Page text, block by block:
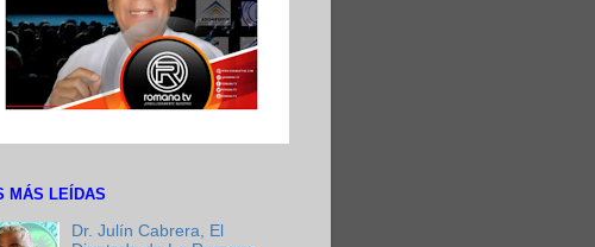
MÁS LEÍDAS
Dr. Julín Cabrera, El